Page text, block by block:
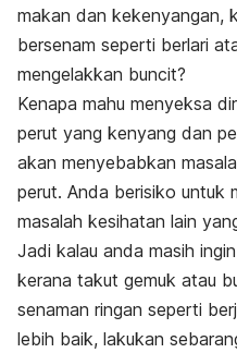
makan dan kekenyangan,
bersenam seperti berlari
mengelakkan buncit?
Kenapa mahu menyeksa
perut yang kenyang dan
akan menyebabkan
perut. Anda berisiko untuk
masalah kesihatan lain
Jadi kalau anda masih
kerana takut gemuk atau
senaman ringan seperti
lebih baik, lakukan